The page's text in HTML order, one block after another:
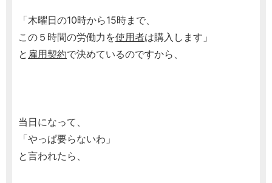
「木曜日の10時から15時まで、
この５時間の労働力を使用者は購入します」
と 雇用契約で決めているのですから、
当日になって、
「やっぱ要らないわ」
と言われたら、